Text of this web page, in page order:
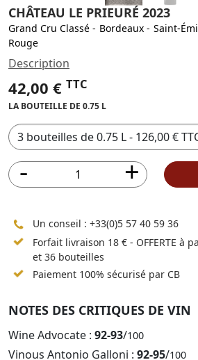
CHÂTEAU LE PRIEURÉ 2023
Grand Cru Classé - Bordeaux - Saint-
Rouge
Description
42,00 € TTC
LA BOUTEILLE DE 0.75 L
Un conseil : +33(0)5 57 40 59 36
Forfait livraison 18 € - OFFERTE à
et 36 bouteilles
Paiement 100% sécurisé par CB
NOTES DES CRITIQUES DE VIN
Wine Advocate : 92-93/100
Vinous Antonio Galloni : 92-95/100